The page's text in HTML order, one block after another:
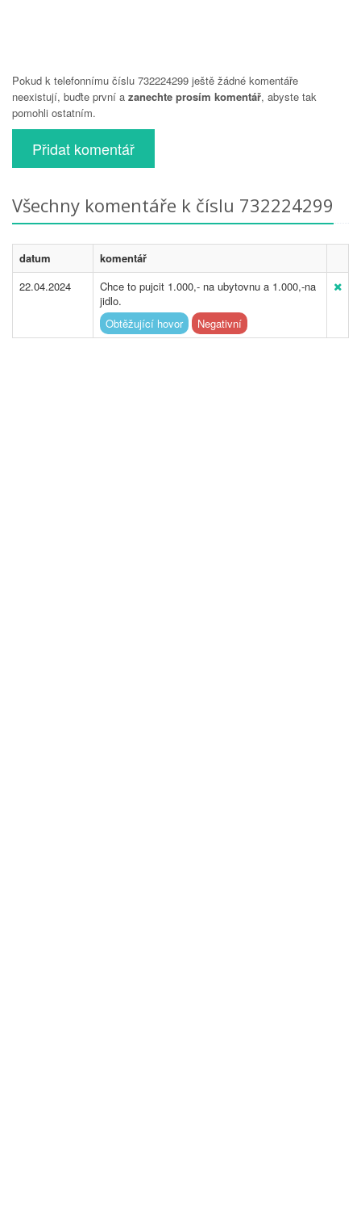
Pokud k telefonnímu číslu 732224299 ještě žádné komentáře
neexistují, buďte první a zanechte prosím komentář, abyste tak
pomohli ostatním.
Přidat komentář
Všechny komentáře k číslu 732224299
datum
komentář
22.04.2024
Chce to pujcit 1.000,- na ubytovnu a 1.000,-na
jidlo.
Obtěžující hovor
Negativní